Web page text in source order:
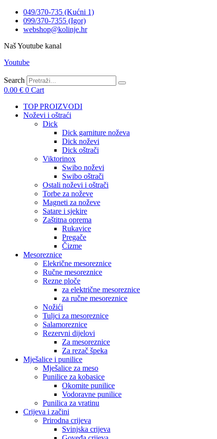
049/370-735 (Kućni 1)
099/370-7355 (Igor)
webshop@kolinje.hr
Naš Youtube kanal
Youtube
Search
0.00 € 0 Cart
TOP PROIZVODI
Noževi i oštraći
Dick
Dick garniture noževa
Dick noževi
Dick oštrači
Viktorinox
Swibo noževi
Swibo oštrači
Ostali noževi i oštrači
Torbe za noževe
Magneti za noževe
Satare i sjekire
Zaštitna oprema
Rukavice
Pregače
Čizme
Mesoreznice
Elekrične mesoreznice
Ručne mesoreznice
Rezne ploče
za električne mesoreznice
za ručne mesoreznice
Nožići
Tuljci za mesoreznice
Salamoreznice
Rezervni dijelovi
Za mesoreznice
Za rezač špeka
Mješalice i punilice
Mješalice za meso
Punilice za kobasice
Okomite punilice
Vodoravne punilice
Punilica za vratinu
Crijeva i začini
Prirodna crijeva
Svinjska crijeva